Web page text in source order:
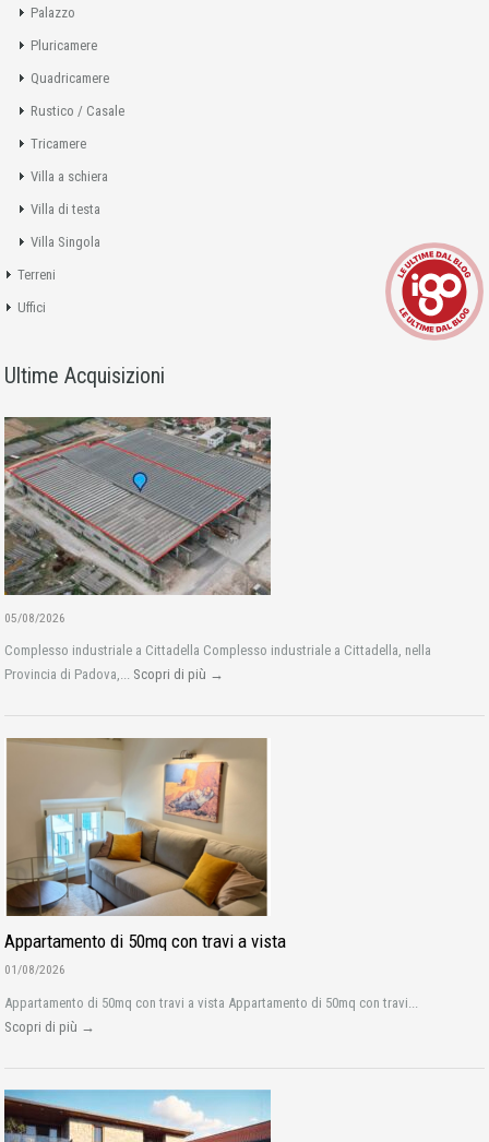
Palazzo
Pluricamere
Quadricamere
Rustico / Casale
Tricamere
Villa a schiera
Villa di testa
Villa Singola
Terreni
Uffici
Ultime Acquisizioni
05/08/2026
Complesso industriale a Cittadella Complesso industriale a Cittadella, nella
Provincia di Padova,... Scopri di più →
Appartamento di 50mq con travi a vista
01/08/2026
Appartamento di 50mq con travi a vista Appartamento di 50mq con travi...
Scopri di più →